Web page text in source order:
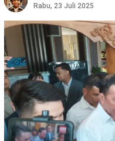
Rabu, 23 Juli 2025